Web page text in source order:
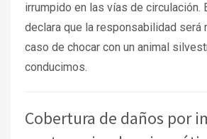
irrumpido en las vías de circulación.
declara que la responsabilidad será
caso de chocar con un animal
conducimos.
Cobertura de daños por